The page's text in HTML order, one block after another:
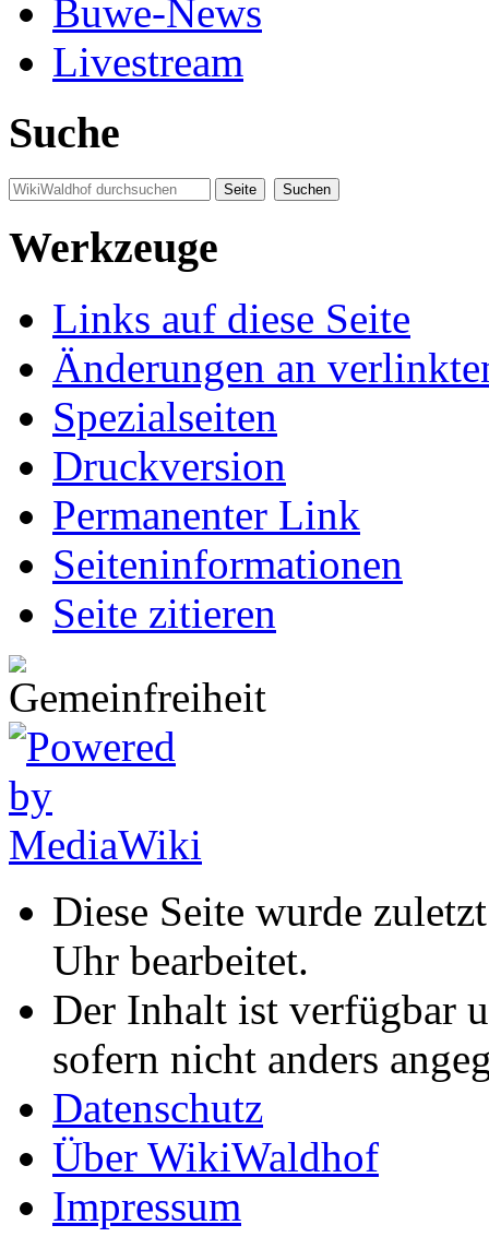
Buwe-News
Livestream
Suche
Werkzeuge
Links auf diese Seite
Änderungen an
Spezialseiten
Druckversion
Permanenter Link
Seiten­informationen
Seite zitieren
Diese Seite wurde
Uhr bearbeitet.
Der Inhalt ist verfügbar
sofern nicht anders
Datenschutz
Über WikiWaldhof
Impressum